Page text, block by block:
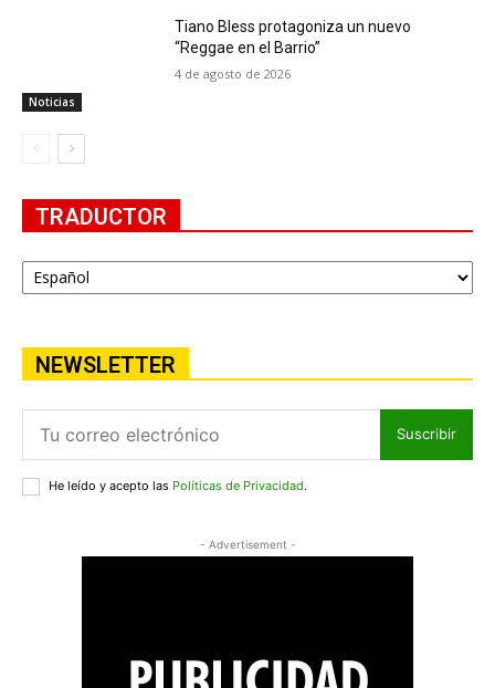
Noticias
Tiano Bless protagoniza un nuevo
“Reggae en el Barrio”
4 de agosto de 2026
TRADUCTOR
NEWSLETTER
Suscribir
He leído y acepto las Políticas de Privacidad.
- Advertisement -